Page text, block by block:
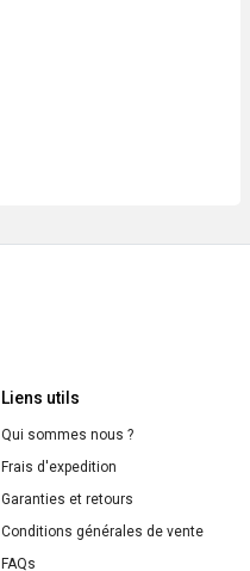
Liens utils
Qui sommes nous ?
Frais d'expedition
Garanties et retours
Conditions générales de vente
FAQs